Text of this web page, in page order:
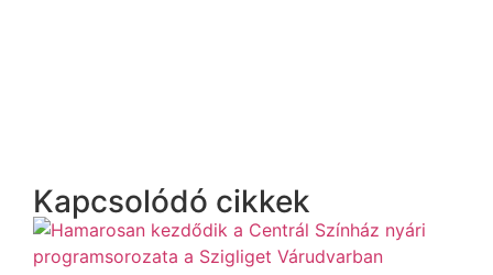
Kapcsolódó cikkek